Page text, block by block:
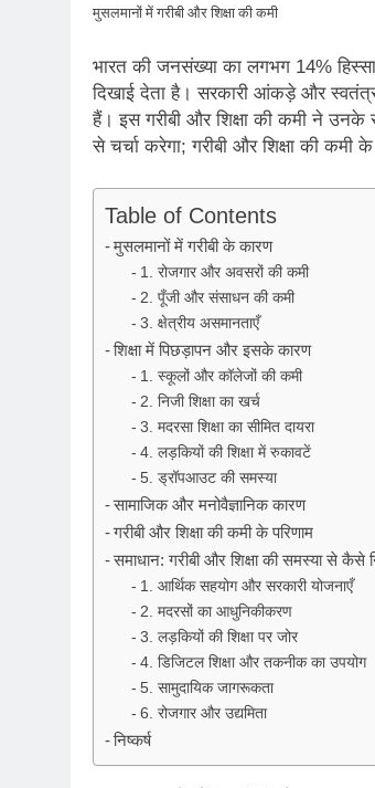
मुसलमानों में गरीबी और शिक्षा की कमी
भारत की जनसंख्या का लगभग 14%
दिखाई देता है। सरकारी आंकड़े और स्वतंत्र
हैं। इस गरीबी और शिक्षा की कमी ने उनके
से चर्चा करेगा; गरीबी और शिक्षा की
Table of Contents
मुसलमानों में गरीबी के कारण
1. रोजगार और अवसरों की कमी
2. पूँजी और संसाधन की कमी
3. क्षेत्रीय असमानताएँ
शिक्षा में पिछड़ापन और इसके कारण
1. स्कूलों और कॉलेजों की कमी
2. निजी शिक्षा का खर्च
3. मदरसा शिक्षा का सीमित दायरा
4. लड़कियों की शिक्षा में रुकावटें
5. ड्रॉपआउट की समस्या
सामाजिक और मनोवैज्ञानिक कारण
गरीबी और शिक्षा की कमी के परिणाम
समाधान: गरीबी और शिक्षा की समस्या से कैसे
1. आर्थिक सहयोग और सरकारी योजनाएँ
2. मदरसों का आधुनिकीकरण
3. लड़कियों की शिक्षा पर जोर
4. डिजिटल शिक्षा और तकनीक का उपयोग
5. सामुदायिक जागरूकता
6. रोजगार और उद्यमिता
निष्कर्ष